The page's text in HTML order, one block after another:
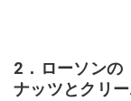
2．ローソンの
ナッツとクリー